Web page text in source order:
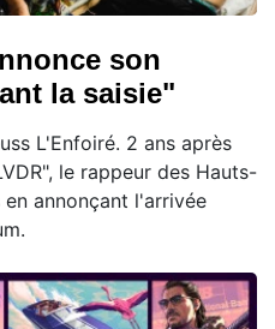
son
la saisie"
L'Enfoiré. 2 ans après
le rappeur des Hauts-
annonçant l'arrivée